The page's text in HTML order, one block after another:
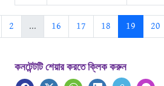
2 ... 16 17 18 19 20
কনটেন্টটি শেয়ার করতে ক্লিক করুন